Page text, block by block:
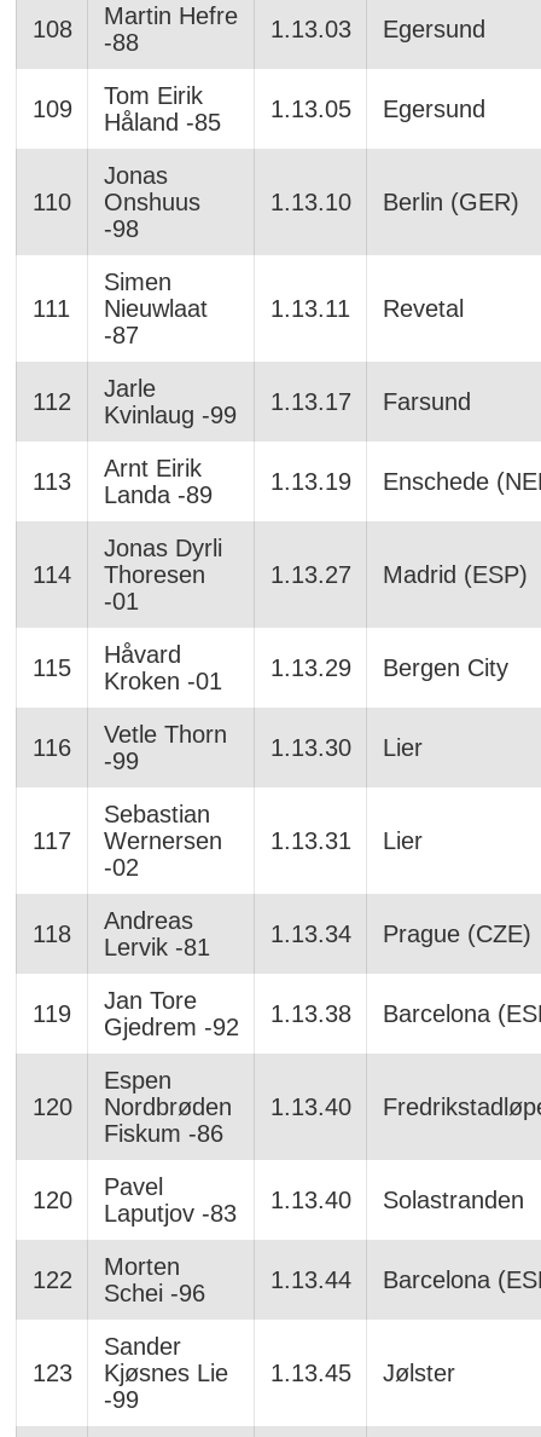
108
Martin Hefre
-88
1.13.03 Egersund
109
Tom Eirik
Håland -85
1.13.05 Egersund
110
Jonas
Onshuus
-98
1.13.10 Berlin (GER)
111
Simen
Nieuwlaat
-87
1.13.11 Revetal
112
Jarle
Kvinlaug -99
1.13.17 Farsund
113
Arnt Eirik
Landa -89
1.13.19 Enschede
114
Jonas Dyrli
Thoresen
-01
1.13.27 Madrid (ESP)
115
Håvard
Kroken -01
1.13.29 Bergen City
116
Vetle Thorn
-99
1.13.30 Lier
117
Sebastian
Wernersen
-02
1.13.31 Lier
118
Andreas
Lervik -81
1.13.34 Prague (CZE)
119
Jan Tore
Gjedrem -92
1.13.38 Barcelona
120
Espen
Nordbrøden
Fiskum -86
1.13.40
120
Pavel
Laputjov -83
1.13.40 Solastranden
122
Morten
Schei -96
1.13.44 Barcelona
123
Sander
Kjøsnes Lie
-99
1.13.45 Jølster